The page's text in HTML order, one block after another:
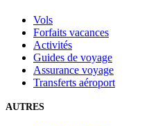
Vols
Forfaits vacances
Activités
Guides de voyage
Assurance voyage
Transferts aéroport
AUTRES